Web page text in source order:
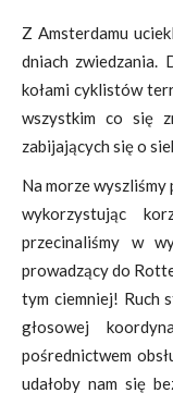
Z Amsterdamu
dniach zwiedzania.
kołami cyklistów
wszystkim co się
zabijających się o
Na morze wyszliśmy
wykorzystując
przecinaliśmy w
prowadzący do
tym ciemniej! Ruch
głosowej
pośrednictwem
udałoby nam się